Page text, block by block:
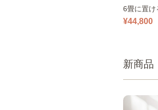
6畳に置け
｜ベージュ
¥44,800
新商品